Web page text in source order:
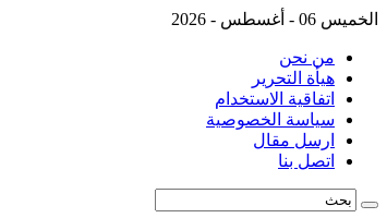
الخميس 06 - أغسطس - 2026
من نحن
هيأة التحرير
اتفاقية الاستخدام
سياسة الخصوصية
ارسل مقال
اتصل بنا